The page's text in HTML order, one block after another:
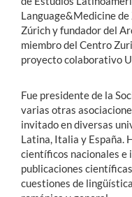
Language&Medicine
Zúrich y fundador del
miembro del Centro
proyecto colaborativo
Fue presidente de la
varias otras
invitado en diversas
Latina, Italia y España.
científicos nacionales e
publicaciones
cuestiones de